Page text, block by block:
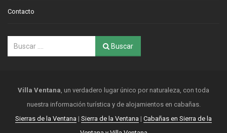
Contacto
Buscar
Villa Ventana, un verdadero lugar único por naturaleza, con toda
nuestra información turística y de alojamientos en cabañas.
Sierras de la Ventana | Sierra de la Ventana | Cabañas en Sierra de la